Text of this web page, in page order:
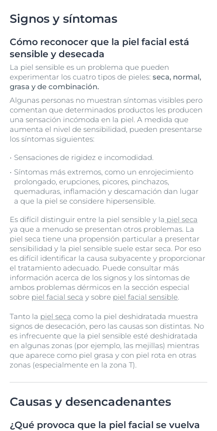
Signos y síntomas
Cómo reconocer que la piel facial está
sensible y desecada
La piel sensible es un problema que pueden
experimentar los cuatro tipos de pieles: seca, normal,
grasa y de combinación.
Algunas personas no muestran síntomas visibles pero
comentan que determinados productos les producen
una sensación incómoda en la piel. A medida que
aumenta el nivel de sensibilidad, pueden presentarse
los síntomas siguientes:
Sensaciones de rigidez e incomodidad.
Síntomas más extremos, como un enrojecimiento
prolongado, erupciones, picores, pinchazos,
quemaduras, inflamación y descamación dan lugar
a que la piel se considere hipersensible.
Es difícil distinguir entre la piel sensible y la piel seca
ya que a menudo se presentan otros problemas. La
piel seca tiene una propensión particular a presentar
sensibilidad y la piel sensible suele estar seca. Por eso
es difícil identificar la causa subyacente y proporcionar
el tratamiento adecuado. Puede consultar más
información acerca de los signos y los síntomas de
ambos problemas dérmicos en la sección especial
sobre piel facial seca y sobre piel facial sensible.
Tanto la piel seca como la piel deshidratada muestra
signos de desecación, pero las causas son distintas. No
es infrecuente que la piel sensible esté deshidratada
en algunas zonas (por ejemplo, las mejillas) mientras
que aparece como piel grasa y con piel rota en otras
zonas (especialmente en la zona T).
Causas y desencadenantes
¿Qué provoca que la piel facial se vuelva